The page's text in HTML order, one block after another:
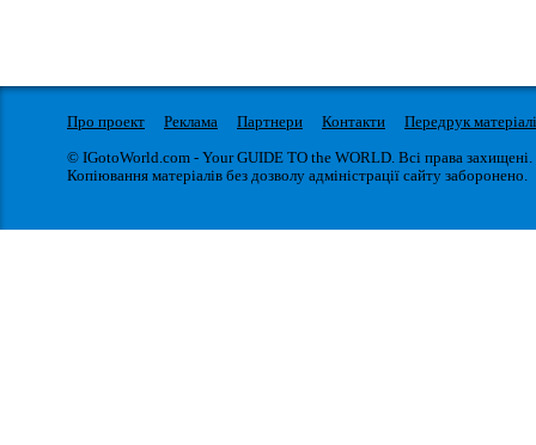
Про проект Реклама Партнери Контакти
Передрук
© IGotoWorld.com - Your GUIDE TO the WORLD. Всі права захищені.
Копіювання матеріалів без дозволу адміністрації сайту заборонено.